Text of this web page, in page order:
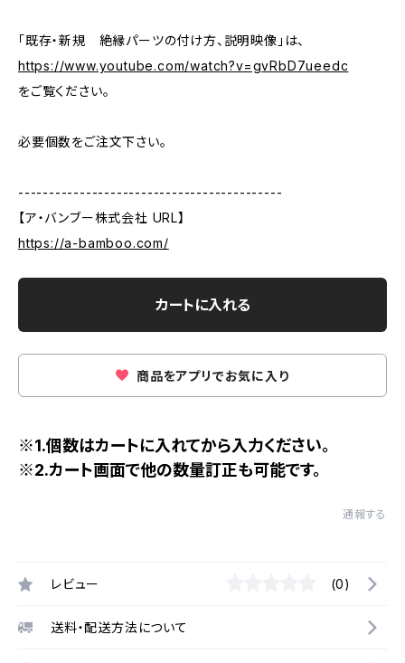
「既存・新規 絶縁パーツの付け方、説明映像」は、
https://www.youtube.com/watch?v=gvRbD7ueedc
をご覧ください。
必要個数をご注文下さい。
-------------------------------------------
【ア・バンブー株式会社 URL】
https://a-bamboo.com/
カートに入れる
商品をアプリでお気に入り
※1.個数はカートに入れてから入力ください。
※2.カート画面で他の数量訂正も可能です。
通報する
レビュー (0)
送料・配送方法について